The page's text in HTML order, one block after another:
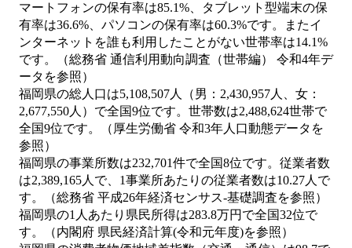
マートフォンの保有率は85.1%、タブレット型端末の保
有率は36.6%、パソコンの保有率は60.3%です。またイ
ンターネットを誰も利用したことがない世帯率は14.1%
です。（総務省 通信利用動向調査（世帯編） 令和4年デ
ータを参照）
福岡県の総人口は5,108,507人（男：2,430,957人、女：
2,677,550人）で全国9位です。世帯数は2,488,624世帯で
全国9位です。（厚生労働省 令和3年人口動態データを
参照）
福岡県の事業所数は232,701件で全国8位です。従業者数
は2,389,165人で、1事業所あたりの従業者数は10.27人で
す。（総務省 平成26年経済センサス‐基礎調査を参照）
福岡県の1人あたり県民所得は283.8万円で全国32位で
す。（内閣府 県民経済計算(令和元年度)を参照）